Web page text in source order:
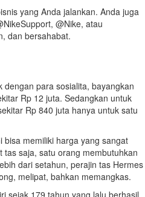
yang Anda jalankan. Anda juga
@Nike, atau
dan bersahabat.
para sosialita, bayangkan
Rp 12 juta. Sedangkan untuk
Rp 840 juta hanya untuk satu
memiliki harga yang sangat
saja, satu orang membutuhkan
dari setahun, perajin tas Hermes
melipat, bahkan memangkas.
sejak 179 tahun yang lalu berhasil